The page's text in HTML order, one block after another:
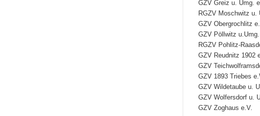
GZV Greiz u. Umg.
RGZV Moschwitz u.
GZV Obergrochlitz
GZV Pöllwitz u.Umg.
RGZV Pohlitz-
GZV Reudnitz 1902
GZV
GZV 1893 Triebes
GZV Wildetaube u.
GZV Wolfersdorf u.
GZV Zoghaus e.V.